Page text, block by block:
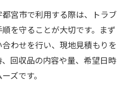
宮市で利用する際は、トラブ
を守ることが大切です。まず
わせを行い、現地見積もりを
回収品の内容や量、希望日時
ズです。